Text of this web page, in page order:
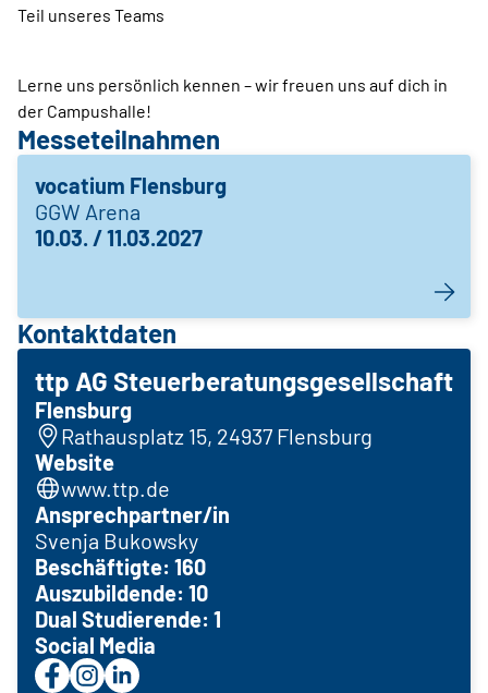
Teil unseres Teams
Lerne uns persönlich kennen – wir freuen uns auf dich in
der Campushalle!
Messeteilnahmen
vocatium Flensburg
GGW Arena
10.03. / 11.03.2027
Kontaktdaten
ttp AG Steuerberatungsgesellschaft
Flensburg
Rathausplatz 15, 24937 Flensburg
Website
www.ttp.de
Ansprechpartner/in
Svenja Bukowsky
Beschäftigte: 160
Auszubildende: 10
Dual Studierende: 1
Social Media